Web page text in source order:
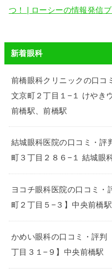
つ！ | ローシーの情報発信
新着眼科
前橋眼科クリニックの口コ
文京町２丁目１−１ けやき
前橋駅、前橋駅
結城眼科医院の口コミ・評
町３丁目２８６−１ 結城眼
ヨコチ眼科医院の口コミ・
町２丁目５−３】中央前橋駅
かめい眼科の口コミ・評判
丁目３１−９】中央前橋駅